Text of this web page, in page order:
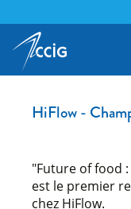
HiFlow -
"Future of food
est le premier
chez HiFlow.